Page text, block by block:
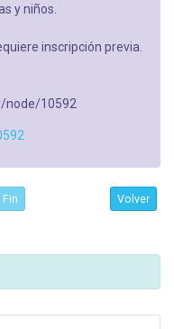
y niños.
inscripción previa.
node/10592
Fin Volver